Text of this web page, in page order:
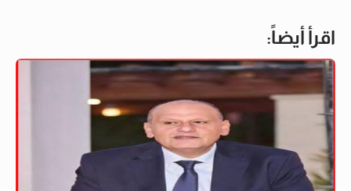
اقرأ أيضاً: